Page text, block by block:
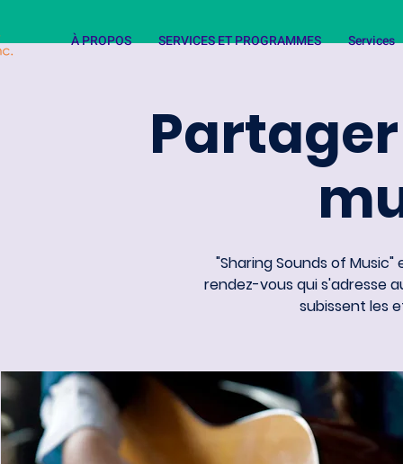
À PROPOS SERVICES ET PROGRAMMES Services
"Sharing Sounds of
rendez-vous qui s'adresse
subissent les